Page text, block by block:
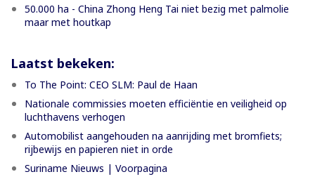
50.000 ha - China Zhong Heng Tai niet bezig met palmolie
maar met houtkap
Laatst bekeken:
To The Point: CEO SLM: Paul de Haan
Nationale commissies moeten efficiëntie en veiligheid op
luchthavens verhogen
Automobilist aangehouden na aanrijding met bromfiets;
rijbewijs en papieren niet in orde
Suriname Nieuws | Voorpagina